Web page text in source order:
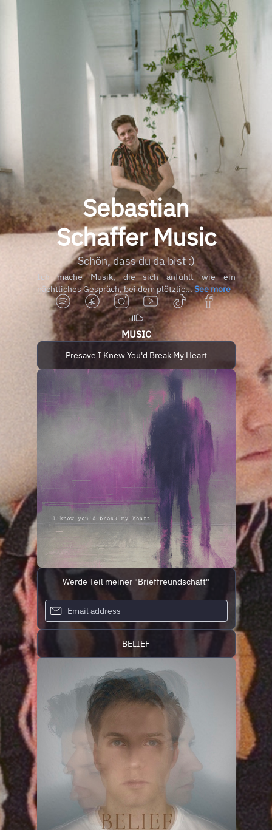
Sebastian
Schaffer Music
Schön, dass du da bist :)
Ich mache Musik, die sich anfühlt wie ein
nächtliches Gespräch, bei dem plötzlic...See more
MUSIC
Presave I Knew You'd Break My Heart
Werde Teil meiner "Brieffreundschaft"
BELIEF